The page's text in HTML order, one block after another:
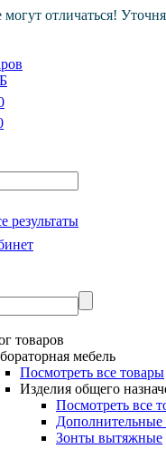
отличаться!
результаты
товаров
мебель
Посмотреть все товары
Изделия общего
Посмотреть все
Дополнительные
Зонты вытяжные